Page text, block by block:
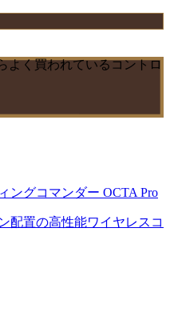
よく買われているコントロ
ングコマンダー OCTA Pro
配置の高性能ワイヤレスコ